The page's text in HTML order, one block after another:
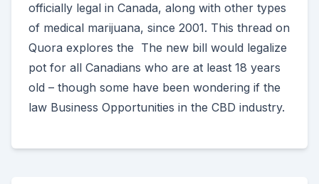
officially legal in Canada, along with other types
of medical marijuana, since 2001. This thread on
Quora explores the The new bill would legalize
pot for all Canadians who are at least 18 years
old – though some have been wondering if the
law Business Opportunities in the CBD industry.